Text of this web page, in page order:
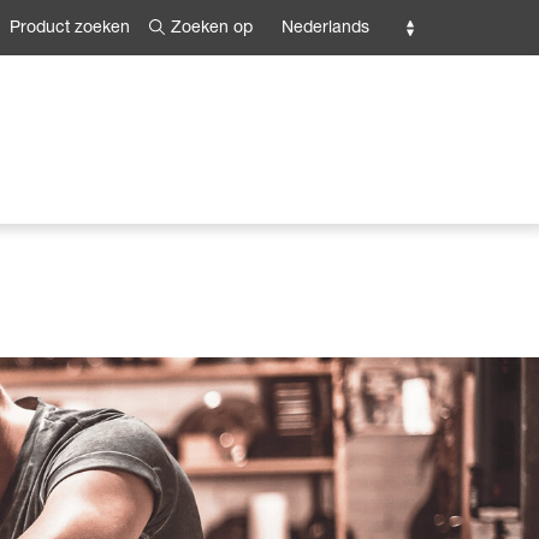
Product zoeken Zoeken op Nederlands